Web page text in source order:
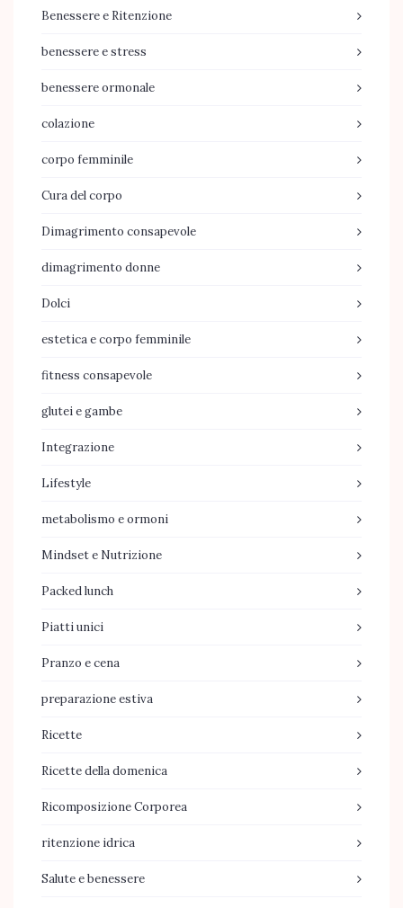
Benessere e Ritenzione
benessere e stress
benessere ormonale
colazione
corpo femminile
Cura del corpo
Dimagrimento consapevole
dimagrimento donne
Dolci
estetica e corpo femminile
fitness consapevole
glutei e gambe
Integrazione
Lifestyle
metabolismo e ormoni
Mindset e Nutrizione
Packed lunch
Piatti unici
Pranzo e cena
preparazione estiva
Ricette
Ricette della domenica
Ricomposizione Corporea
ritenzione idrica
Salute e benessere